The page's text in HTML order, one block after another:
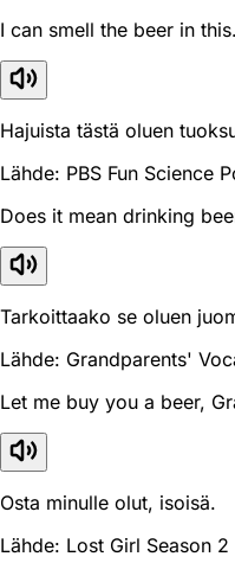
I can smell the beer in this.
Hajuista tästä oluen
Lähde: PBS Fun Science
Does it mean drinking
Tarkoittaako se oluen
Lähde: Grandparents'
Let me buy you a beer,
Osta minulle olut, isoisä.
Lähde: Lost Girl Season 2